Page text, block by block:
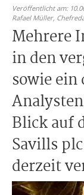
Veröffentlicht am:
Rafael Müller,
Mehrere
in den
sowie
Blick auf
Savills
derzeit